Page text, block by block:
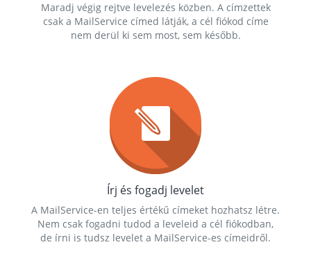
Maradj végig rejtve levelezés közben. A címzettek
csak a MailService címed látják, a cél fiókod címe
nem derül ki sem most, sem később.
Írj és fogadj levelet
A MailService-en teljes értékű címeket hozhatsz létre.
Nem csak fogadni tudod a leveleid a cél fiókodban,
de írni is tudsz levelet a MailService-es címeidről.